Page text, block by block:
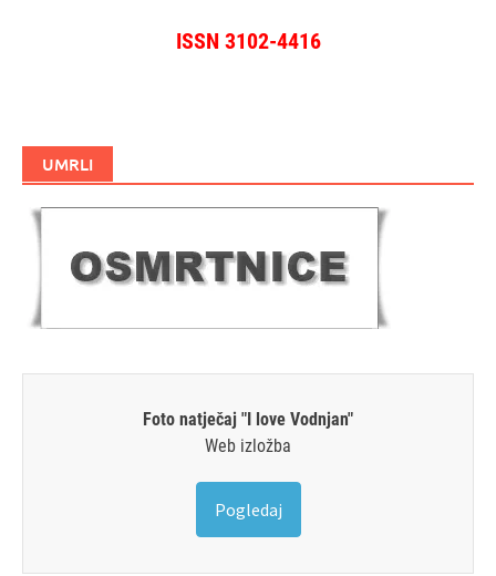
ISSN 3102-4416
UMRLI
Foto natječaj "I love Vodnjan"
Web izložba
Pogledaj